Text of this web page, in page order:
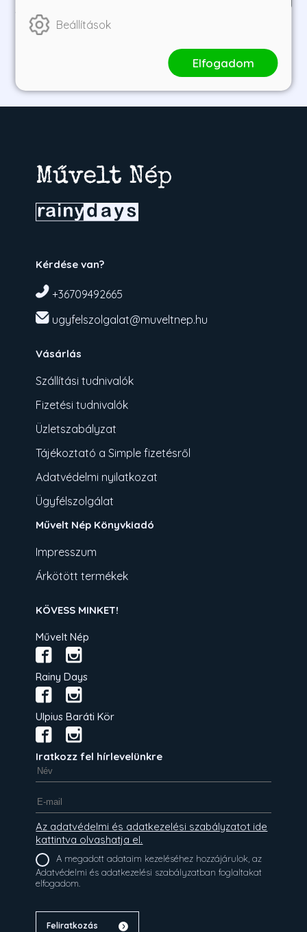
10 990 Ft
Kérdése van?
+36709492665
ugyfelszolgalat@muveltnep.hu
Vásárlás
Szállítási tudnivalók
Fizetési tudnivalók
Üzletszabályzat
Tájékoztató a Simple fizetésről
Adatvédelmi nyilatkozat
Ügyfélszolgálat
Művelt Nép Könyvkiadó
Impresszum
Árkötött termékek
KÖVESS MINKET!
Művelt Nép
Rainy Days
Ulpius Baráti Kör
Iratkozz fel hírlevelünkre
Az adatvédelmi és adatkezelési szabályzatot ide
kattintva olvashatja el.
A megadott adataim kezeléséhez hozzájárulok, az
Adatvédelmi és adatkezelési szabályzatban foglaltakat
elfogadom.
Feliratkozás
Beállítások
Elfogadom